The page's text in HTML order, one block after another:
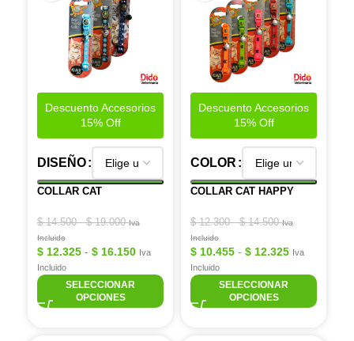
Descuento Accesorios
15% Off
DISEÑO
COLLAR CAT
$14.500 - $19.000 Iva
Incluido
$ 12.325 - $ 16.150 Iva
Incluido
SELECCIONAR
OPCIONES
Descuento Accesorios
15% Off
COLOR
COLLAR CAT HAPPY
$12.300 - $14.500 Iva
Incluido
$ 10.455 - $ 12.325 Iva
Incluido
SELECCIONAR
OPCIONES